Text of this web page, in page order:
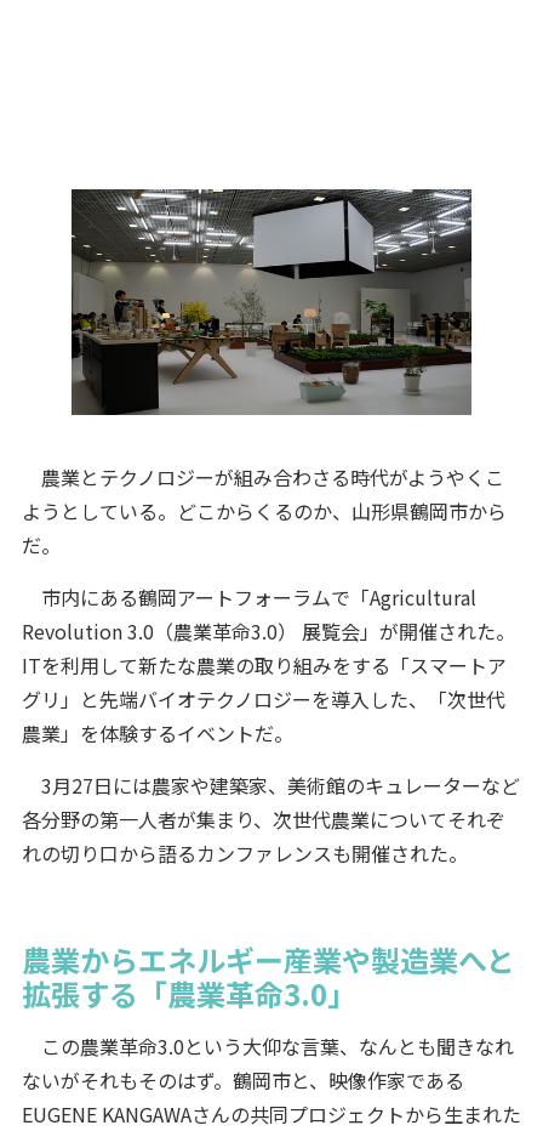
農業とテクノロジーが組み合わさる時代がようやくこ
ようとしている。どこからくるのか、山形県鶴岡市から
だ。
市内にある鶴岡アートフォーラムで「Agricultural
Revolution 3.0（農業革命3.0） 展覧会」が開催された。
ITを利用して新たな農業の取り組みをする「スマートア
グリ」と先端バイオテクノロジーを導入した、「次世代
農業」を体験するイベントだ。
3月27日には農家や建築家、美術館のキュレーターなど
各分野の第一人者が集まり、次世代農業についてそれぞ
れの切り口から語るカンファレンスも開催された。
農業からエネルギー産業や製造業へと
拡張する「農業革命3.0」
この農業革命3.0という大仰な言葉、なんとも聞きなれ
ないがそれもそのはず。鶴岡市と、映像作家である
EUGENE KANGAWAさんの共同プロジェクトから生まれた